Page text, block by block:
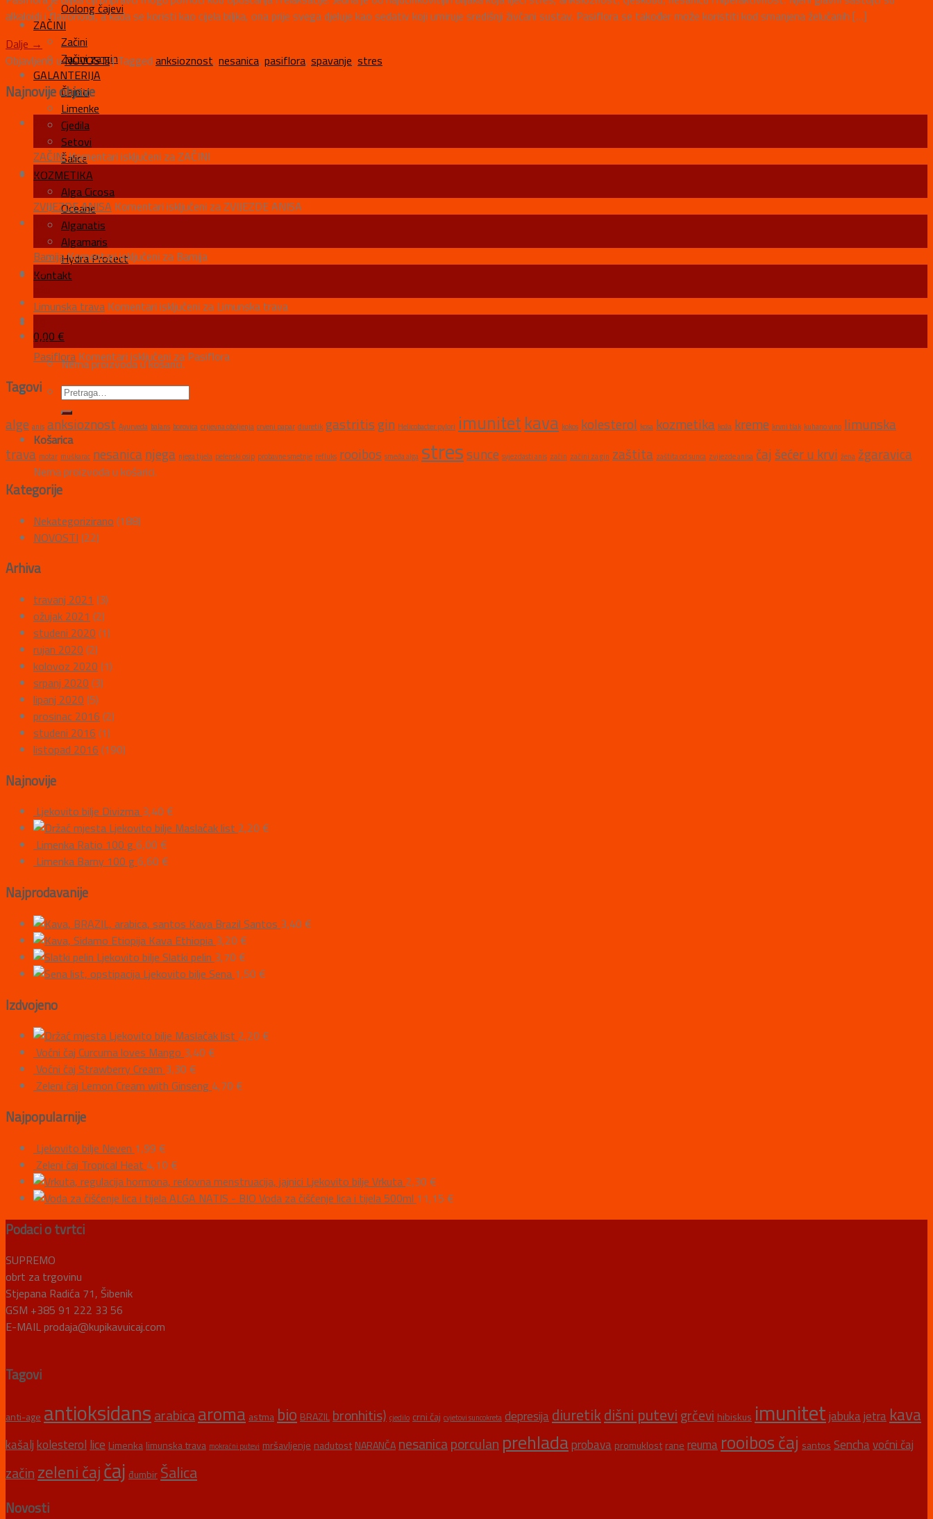
Oolong čajevi
ZAČINI
Začini
Začini za gin
GALANTERIJA
Čajnici
Limenke
Cjedila
Setovi
Šalice
KOZMETIKA
Alga Cicosa
Oceane
Alganatis
Algamaris
Hydra Protect
Kontakt
0,00 €
Nema proizvoda u košarici.
Košarica
Nema proizvoda u košarici.
alkaloidi i flavonoidi, a kada se koristi kao cijela biljka, ona prije svega djeluje kao sedativ koji umiruje središnji živčani sustav. Pasiflora se također može koristiti kod smanjena želučanih […]
Dalje →
Objavljeno uNOVOSTI|Tagged anksioznost, nesanica, pasiflora, spavanje, stres
Najnovije objave
ZAČINIKomentari isključeni za ZAČINI
27
ZVIJEZDE ANISA Komentari isključeni za ZVIJEZDE ANISA
BamijaKomentari isključeni za Bamija
29
Limunska trava Komentari isključeni za Limunska trava
ožu
Pasiflora Komentari isključeni za Pasiflora
Tagovi
alge anis anksioznost Ayurveda balans borovica crijevna oboljenja crveni papar diuretik gastritisgin Helicobacter pylori imunitetkava kokos kolesterol kosa kozmetika koža kreme krvni tlak kuhano vino limunska
trava motar muškarac nesanicanjega njega tijela pelenski osip probavne smetnje refluks rooibos smeđa alga stressunce svjezdasti anis začin začini za gin zaštita zaštita od sunca zvijezde anisa čaj šećer u krvi žena žgaravica
Kategorije
Nekategorizirano (188)
NOVOSTI (22)
Arhiva
travanj 2021 (3)
ožujak 2021 (2)
studeni 2020 (1)
rujan 2020 (2)
kolovoz 2020 (1)
srpanj 2020 (3)
lipanj 2020 (5)
prosinac 2016 (2)
studeni 2016 (1)
listopad 2016 (190)
Najnovije
Ljekovito bilje Divizma 3,40 €
Ljekovito bilje Maslačak list 2,20 €
Limenka Ratio 100 g 6,00 €
Limenka Barny 100 g 6,60 €
Najprodavanije
Kava Brazil Santos 3,40 €
Kava Ethiopia 3,20 €
Ljekovito bilje Slatki pelin 3,70 €
Ljekovito bilje Sena 1,50 €
Izdvojeno
Ljekovito bilje Maslačak list 2,20 €
Voćni čaj Curcuma loves Mango 3,40 €
Voćni čaj Strawberry Cream 3,30 €
Zeleni čaj Lemon Cream with Ginseng 4,70 €
Najpopularnije
Ljekovito bilje Neven 1,99 €
Zeleni čaj Tropical Heat 4,10 €
Ljekovito bilje Vrkuta 2,30 €
ALGA NATIS - BIO Voda za čišćenje lica i tijela 500ml 11,15 €
Podaci o tvrtci
SUPREMO
obrt za trgovinu
Stjepana Radića 71, Šibenik
GSM +385 91 222 33 56
E-MAIL prodaja@kupikavuicaj.com
Tagovi
anti-age antioksidans arabicaaroma astma bio BRAZIL bronhitis) cjedilo crni čaj cvjetovi suncokreta depresijadiuretikdišni putevi grčevi hibiskus imunitetjabukajetra kava
kašaljkolesterol lice Limenka limunska trava mokraćni putevi mršavljenje nadutost NARANČA nesanicaporculan prehladaprobava promuklost rane reuma rooibos čaj santos Senchavoćni čaj
začin zeleni čajčaj đumbir Šalica
Novosti